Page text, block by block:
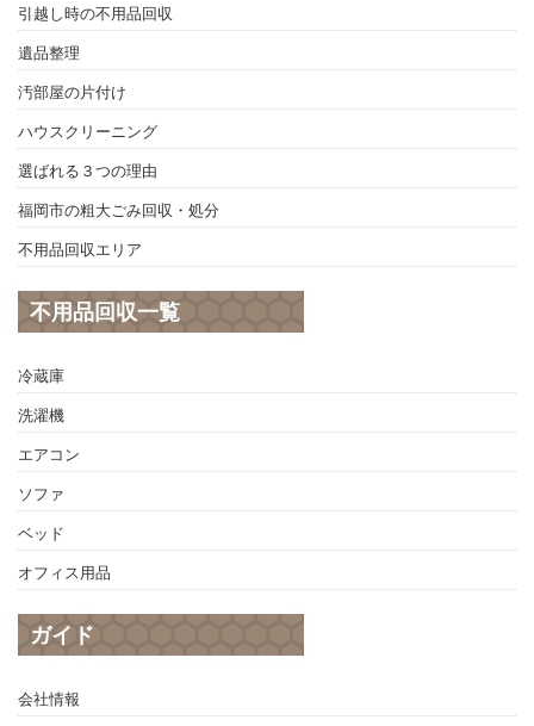
引越し時の不用品回収
遺品整理
汚部屋の片付け
ハウスクリーニング
選ばれる３つの理由
福岡市の粗大ごみ回収・処分
不用品回収エリア
不用品回収一覧
冷蔵庫
洗濯機
エアコン
ソファ
ベッド
オフィス用品
ガイド
会社情報